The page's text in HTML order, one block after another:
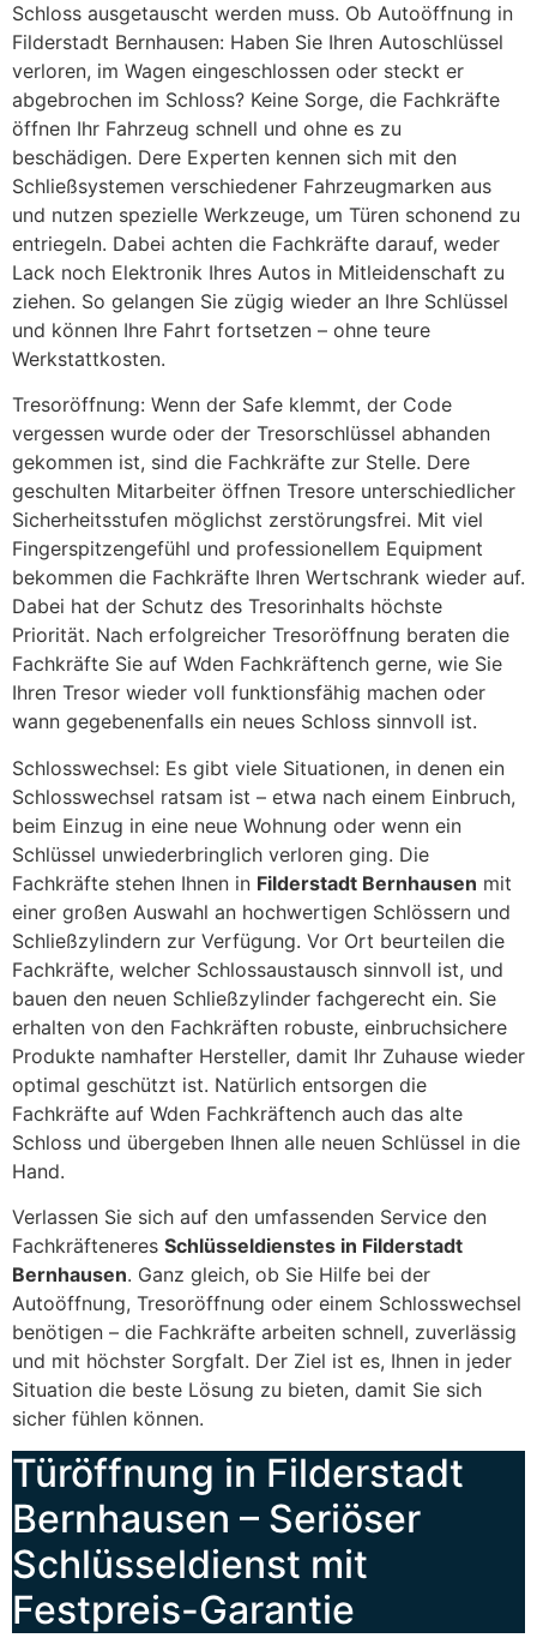
Schloss ausgetauscht werden muss. Ob Autoöffnung in
Filderstadt Bernhausen: Haben Sie Ihren Autoschlüssel
verloren, im Wagen eingeschlossen oder steckt er
abgebrochen im Schloss? Keine Sorge, die Fachkräfte
öffnen Ihr Fahrzeug schnell und ohne es zu
beschädigen. Dere Experten kennen sich mit den
Schließsystemen verschiedener Fahrzeugmarken aus
und nutzen spezielle Werkzeuge, um Türen schonend zu
entriegeln. Dabei achten die Fachkräfte darauf, weder
Lack noch Elektronik Ihres Autos in Mitleidenschaft zu
ziehen. So gelangen Sie zügig wieder an Ihre Schlüssel
und können Ihre Fahrt fortsetzen – ohne teure
Werkstattkosten.
Tresoröffnung: Wenn der Safe klemmt, der Code
vergessen wurde oder der Tresorschlüssel abhanden
gekommen ist, sind die Fachkräfte zur Stelle. Dere
geschulten Mitarbeiter öffnen Tresore unterschiedlicher
Sicherheitsstufen möglichst zerstörungsfrei. Mit viel
Fingerspitzengefühl und professionellem Equipment
bekommen die Fachkräfte Ihren Wertschrank wieder auf.
Dabei hat der Schutz des Tresorinhalts höchste
Priorität. Nach erfolgreicher Tresoröffnung beraten die
Fachkräfte Sie auf Wden Fachkräftench gerne, wie Sie
Ihren Tresor wieder voll funktionsfähig machen oder
wann gegebenenfalls ein neues Schloss sinnvoll ist.
Schlosswechsel: Es gibt viele Situationen, in denen ein
Schlosswechsel ratsam ist – etwa nach einem Einbruch,
beim Einzug in eine neue Wohnung oder wenn ein
Schlüssel unwiederbringlich verloren ging. Die
Fachkräfte stehen Ihnen in Filderstadt Bernhausen mit
einer großen Auswahl an hochwertigen Schlössern und
Schließzylindern zur Verfügung. Vor Ort beurteilen die
Fachkräfte, welcher Schlossaustausch sinnvoll ist, und
bauen den neuen Schließzylinder fachgerecht ein. Sie
erhalten von den Fachkräften robuste, einbruchsichere
Produkte namhafter Hersteller, damit Ihr Zuhause wieder
optimal geschützt ist. Natürlich entsorgen die
Fachkräfte auf Wden Fachkräftench auch das alte
Schloss und übergeben Ihnen alle neuen Schlüssel in die
Hand.
Verlassen Sie sich auf den umfassenden Service den
Fachkräfteneres Schlüsseldienstes in Filderstadt
Bernhausen. Ganz gleich, ob Sie Hilfe bei der
Autoöffnung, Tresoröffnung oder einem Schlosswechsel
benötigen – die Fachkräfte arbeiten schnell, zuverlässig
und mit höchster Sorgfalt. Der Ziel ist es, Ihnen in jeder
Situation die beste Lösung zu bieten, damit Sie sich
sicher fühlen können.
Türöffnung in Filderstadt
Bernhausen – Seriöser
Schlüsseldienst mit
Festpreis-Garantie